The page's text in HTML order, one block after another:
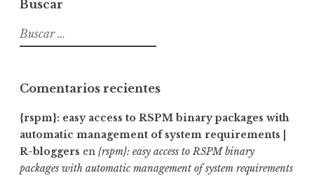
Buscar
Buscar:
Comentarios recientes
{rspm}: easy access to RSPM binary packages with
automatic management of system requirements |
R-bloggers en {rspm}: easy access to RSPM binary
packages with automatic management of system requirements